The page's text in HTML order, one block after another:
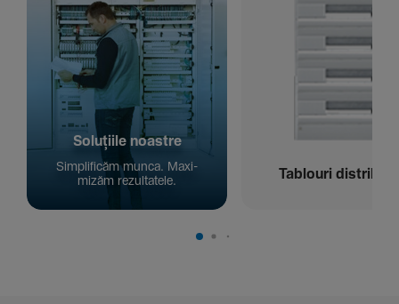
Solu­țiile noastre
Simpli­ficăm munca. Maxi­
mizăm rezul­ta­tele.
Tablouri